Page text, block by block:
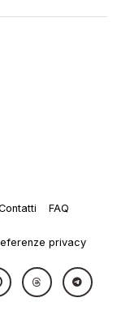
FAQ
privacy